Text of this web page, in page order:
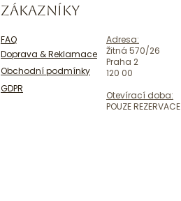
ZÁKAZNÍKY
FAQ
Doprava & Reklamace
Obchodní podmínky
GDPR
Adresa:
Žitná 570/26
Praha 2
120 00
Otevírací doba:
POUZE REZERVACE